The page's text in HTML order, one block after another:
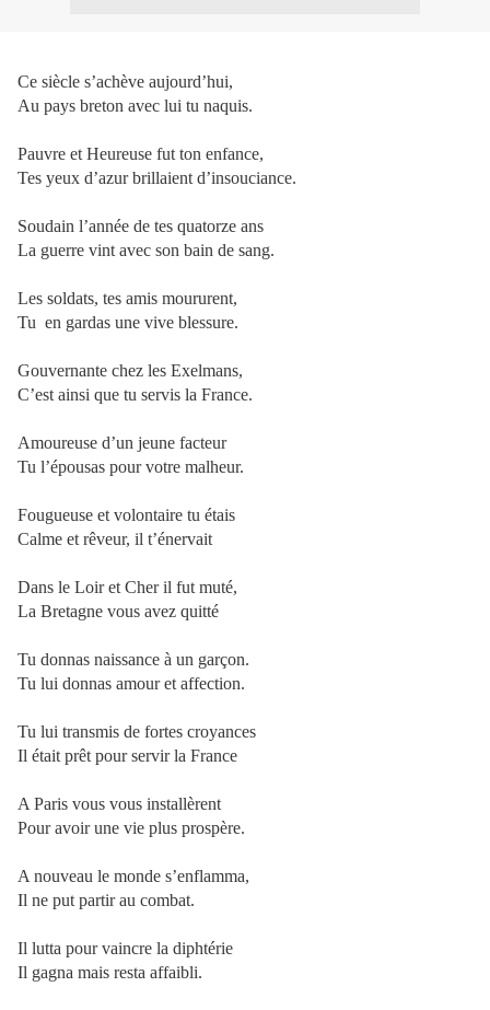
Ce siècle s’achève aujourd’hui,
Au pays breton avec lui tu naquis.
Pauvre et Heureuse fut ton enfance,
Tes yeux d’azur brillaient d’insouciance.
Soudain l’année de tes quatorze ans
La guerre vint avec son bain de sang.
Les soldats, tes amis moururent,
Tu en gardas une vive blessure.
Gouvernante chez les Exelmans,
C’est ainsi que tu servis la France.
Amoureuse d’un jeune facteur
Tu l’épousas pour votre malheur.
Fougueuse et volontaire tu étais
Calme et rêveur, il t’énervait
Dans le Loir et Cher il fut muté,
La Bretagne vous avez quitté
Tu donnas naissance à un garçon.
Tu lui donnas amour et affection.
Tu lui transmis de fortes croyances
Il était prêt pour servir la France
A Paris vous vous installèrent
Pour avoir une vie plus prospère.
A nouveau le monde s’enflamma,
Il ne put partir au combat.
Il lutta pour vaincre la diphtérie
Il gagna mais resta affaibli.